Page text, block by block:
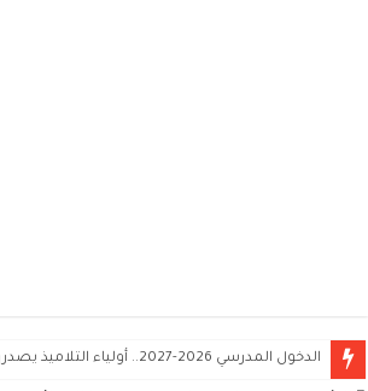
الدخول المدرسي 2026-2027.. أولياء التلاميذ يصدرون بيانا هامًا